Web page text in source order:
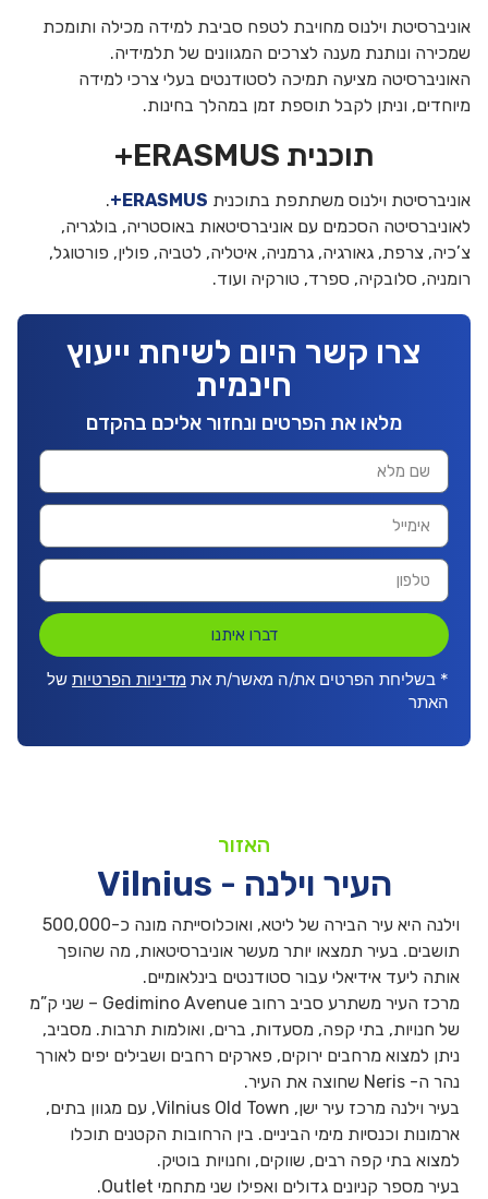
אוניברסיטת וילנוס מחויבת לטפח סביבת למידה מכילה ותומכת
שמכירה ונותנת מענה לצרכים המגוונים של תלמידיה.
האוניברסיטה מציעה תמיכה לסטודנטים בעלי צרכי למידה
מיוחדים, וניתן לקבל תוספת זמן במהלך בחינות.
תוכנית ERASMUS+
אוניברסיטת וילנוס משתתפת בתוכנית ERASMUS+
.
לאוניברסיטה הסכמים עם אוניברסיטאות באוסטריה, בולגריה,
צ’כיה, צרפת, גאורגיה, גרמניה, איטליה, לטביה, פולין, פורטוגל,
רומניה, סלובקיה, ספרד, טורקיה ועוד.
צרו קשר היום לשיחת ייעוץ
חינמית
מלאו את הפרטים ונחזור אליכם בהקדם
דברו איתנו
* בשליחת הפרטים את/ה מאשר/ת את מדיניות הפרטיות של
האתר
האזור
העיר וילנה - Vilnius
וילנה היא עיר הבירה של ליטא, ואוכלוסייתה מונה כ-500,000
תושבים. בעיר תמצאו יותר מעשר אוניברסיטאות, מה שהופך
אותה ליעד אידיאלי עבור סטודנטים בינלאומיים.
מרכז העיר משתרע סביב רחוב Gedimino Avenue – שני ק”מ
של חנויות, בתי קפה, מסעדות, ברים, ואולמות תרבות. מסביב,
ניתן למצוא מרחבים ירוקים, פארקים רחבים ושבילים יפים לאורך
נהר ה- Neris שחוצה את העיר.
בעיר וילנה מרכז עיר ישן, Vilnius Old Town, עם מגוון בתים,
ארמונות וכנסיות מימי הביניים. בין הרחובות הקטנים תוכלו
למצוא בתי קפה רבים, שווקים, וחנויות בוטיק.
בעיר מספר קניונים גדולים ואפילו שני מתחמי Outlet.